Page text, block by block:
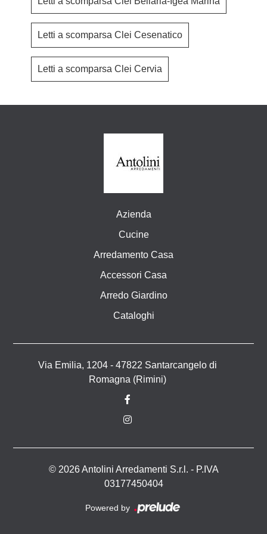
Letti a scomparsa Clei Cesenatico
Letti a scomparsa Clei Cervia
Azienda
Cucine
Arredamento Casa
Accessori Casa
Arredo Giardino
Cataloghi
Via Emilia, 1204 - 47822 Santarcangelo di
Romagna (Rimini)
© 2026 Antolini Arredamenti S.r.l. - P.IVA
03177450404
Powered by